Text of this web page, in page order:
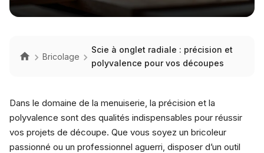
Bricolage
Scie à onglet radiale : précision et
polyvalence pour vos découpes
Dans le domaine de la menuiserie, la précision et la
polyvalence sont des qualités indispensables pour réussir
vos projets de découpe. Que vous soyez un bricoleur
passionné ou un professionnel aguerri, disposer d’un outil